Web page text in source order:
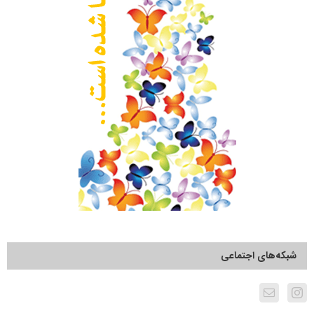
شبکه‌های اجتماعی